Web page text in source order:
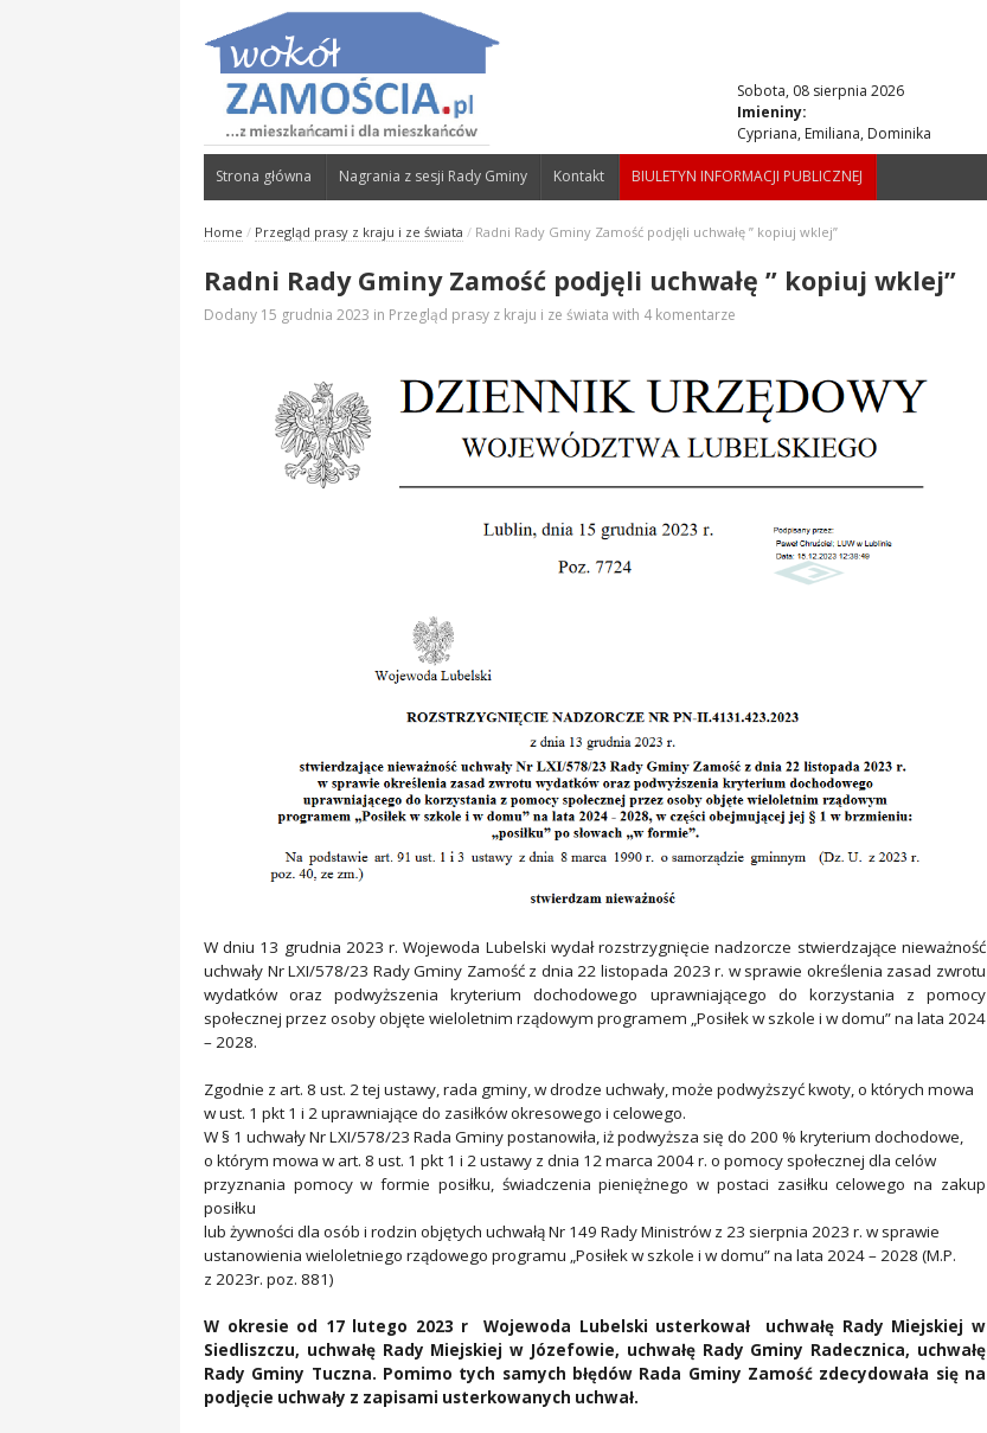
Sobota, 08 sierpnia 2026
Imieniny:
Cypriana, Emiliana, Dominika
Strona główna Nagrania z sesji Rady Gminy Kontakt BIULETYN INFORMACJI PUBLICZNEJ
Home / Przegląd prasy z kraju i ze świata / Radni Rady Gminy Zamość podjęli uchwałę ” kopiuj wklej”
Radni Rady Gminy Zamość podjęli uchwałę ” kopiuj wklej”
Dodany 15 grudnia 2023 in Przegląd prasy z kraju i ze świata with 4 komentarze
W dniu 13 grudnia 2023 r. Wojewoda Lubelski wydał rozstrzygnięcie nadzorcze stwierdzające nieważność
uchwały Nr LXI/578/23 Rady Gminy Zamość z dnia 22 listopada 2023 r. w sprawie określenia zasad zwrotu
wydatków oraz podwyższenia kryterium dochodowego uprawniającego do korzystania z pomocy
społecznej przez osoby objęte wieloletnim rządowym programem „Posiłek w szkole i w domu” na lata 2024
– 2028.
Zgodnie z art. 8 ust. 2 tej ustawy, rada gminy, w drodze uchwały, może podwyższyć kwoty, o których mowa
w ust. 1 pkt 1 i 2 uprawniające do zasiłków okresowego i celowego.
W § 1 uchwały Nr LXI/578/23 Rada Gminy postanowiła, iż podwyższa się do 200 % kryterium dochodowe,
o którym mowa w art. 8 ust. 1 pkt 1 i 2 ustawy z dnia 12 marca 2004 r. o pomocy społecznej dla celów
przyznania pomocy w formie posiłku, świadczenia pieniężnego w postaci zasiłku celowego na zakup
posiłku
lub żywności dla osób i rodzin objętych uchwałą Nr 149 Rady Ministrów z 23 sierpnia 2023 r. w sprawie
ustanowienia wieloletniego rządowego programu „Posiłek w szkole i w domu” na lata 2024 – 2028 (M.P.
z 2023r. poz. 881)
W okresie od 17 lutego 2023 r Wojewoda Lubelski usterkował uchwałę Rady Miejskiej w
Siedliszczu, uchwałę Rady Miejskiej w Józefowie, uchwałę Rady Gminy Radecznica, uchwałę
Rady Gminy Tuczna. Pomimo tych samych błędów Rada Gminy Zamość zdecydowała się na
podjęcie uchwały z zapisami usterkowanych uchwał.